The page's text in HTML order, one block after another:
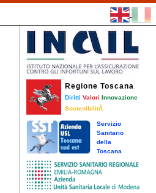
Regione Toscana
Diritti Valori Innovazione
SostenibilitÃ
Servizio
Sanitario
della
Toscana